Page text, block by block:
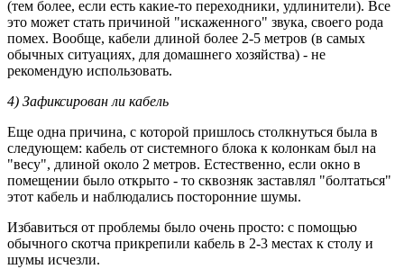
(тем более, если есть какие-то переходники, удлинители). Все
это может стать причиной "искаженного" звука, своего рода
помех. Вообще, кабели длиной более 2-5 метров (в самых
обычных ситуациях, для домашнего хозяйства) - не
рекомендую использовать.
4) Зафиксирован ли кабель
Еще одна причина, с которой пришлось столкнуться была в
следующем: кабель от системного блока к колонкам был на
"весу", длиной около 2 метров. Естественно, если окно в
помещении было открыто - то сквозняк заставлял "болтаться"
этот кабель и наблюдались посторонние шумы.
Избавиться от проблемы было очень просто: с помощью
обычного скотча прикрепили кабель в 2-3 местах к столу и
шумы исчезли.